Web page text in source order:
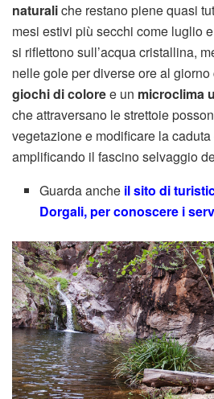
naturaliche restano piene quasi
mesi estivi più secchi come luglio
si riflettono sull’acqua cristallina,
nelle gole per diverse ore al
giochi di coloree un microclima
che attraversano le strettoie
vegetazione e modificare la caduta
amplificando il fascino selvaggio
Guarda anche il sito di
Dorgali, per conoscere i